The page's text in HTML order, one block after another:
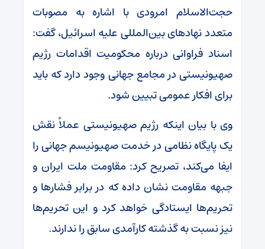
حجت‌الاسلام امرودی با اشاره به مصوبات
متعدد نهادهای بین‌المللی علیه اسرائیل، گفت:
اسناد فراوانی درباره محکومیت اقدامات رژیم
صهیونیستی در مجامع جهانی وجود دارد که باید
برای افکار عمومی تبیین شود.
وی با بیان اینکه رژیم صهیونیستی عملاً نقش
یک پایگاه نظامی در خدمت صهیونیسم جهانی را
ایفا می‌کند، تصریح کرد: مقاومت ملت ایران و
جبهه مقاومت نشان داده که در برابر فشارها و
تحریم‌ها ایستادگی خواهد کرد و این تحریم‌ها
نیز نسبت به گذشته کارآمدی سابق را ندارند.